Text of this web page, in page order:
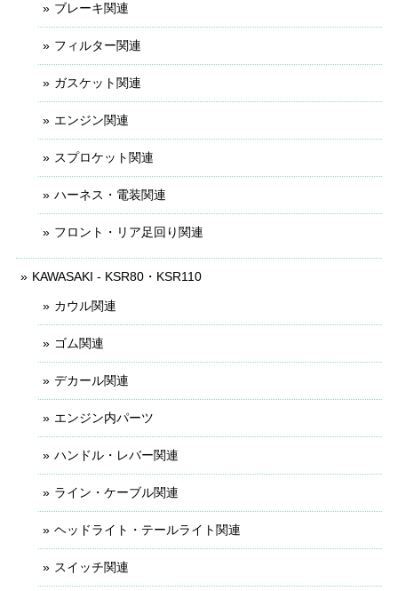
ブレーキ関連
フィルター関連
ガスケット関連
エンジン関連
スプロケット関連
ハーネス・電装関連
フロント・リア足回り関連
KAWASAKI - KSR80・KSR110
カウル関連
ゴム関連
デカール関連
エンジン内パーツ
ハンドル・レバー関連
ライン・ケーブル関連
ヘッドライト・テールライト関連
スイッチ関連